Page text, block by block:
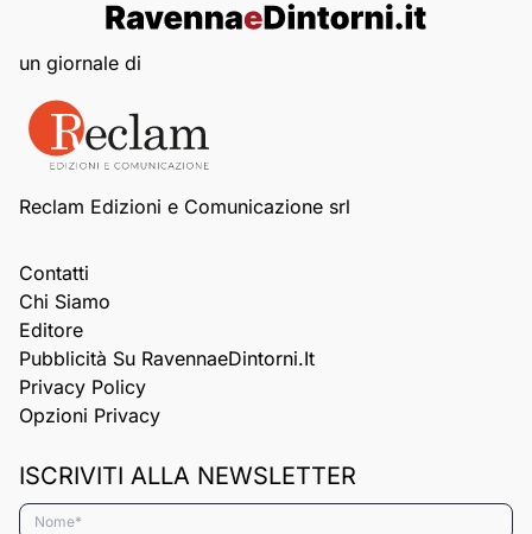
un giornale di
Reclam Edizioni e Comunicazione srl
Contatti
Chi Siamo
Editore
Pubblicità Su RavennaeDintorni.it
Privacy Policy
Opzioni Privacy
ISCRIVITI ALLA NEWSLETTER
Nome*